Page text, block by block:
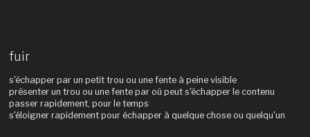
fuir
s'échapper par un petit trou ou une fente à peine visible
présenter un trou ou une fente par où peut s'échapper le contenu
passer rapidement, pour le temps
s'éloigner rapidement pour échapper à quelque chose ou quelqu'un